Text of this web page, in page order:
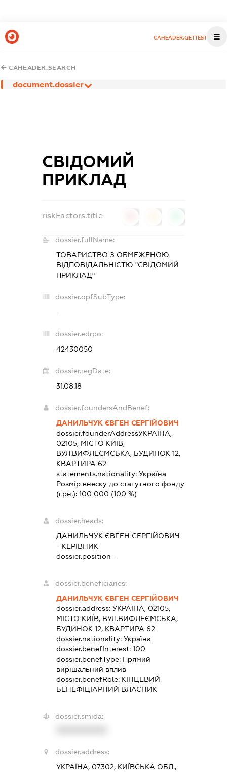
CAHEADER.GETTEST
CAHEADER.SEARCH
document.dossier
СВІДОМИЙ
ПРИКЛАД
riskFactors.title
dossier.fullName:
ТОВАРИСТВО З ОБМЕЖЕНОЮ
ВІДПОВІДАЛЬНІСТЮ "СВІДОМИЙ
ПРИКЛАД"
dossier.opfSubType:
-
dossier.edrpo:
42430050
dossier.regDate:
31.08.18
dossier.foundersAndBenef:
ДАНИЛЬЧУК ЄВГЕН СЕРГІЙОВИЧ
dossier.founderAddressУКРАЇНА,
02105, МІСТО КИЇВ,
ВУЛ.ВИФЛЕЄМСЬКА, БУДИНОК 12,
КВАРТИРА 62
statements.nationality:Україна
Розмір внеску до статутного фонду
(грн.):100 000 (100 %)
dossier.heads:
ДАНИЛЬЧУК ЄВГЕН СЕРГІЙОВИЧ
- КЕРІВНИК
dossier.position -
dossier.beneficiaries:
ДАНИЛЬЧУК ЄВГЕН СЕРГІЙОВИЧ
dossier.address:УКРАЇНА, 02105,
МІСТО КИЇВ, ВУЛ.ВИФЛЕЄМСЬКА,
БУДИНОК 12, КВАРТИРА 62
dossier.nationality:Україна
dossier.benefInterest:100
dossier.benefType: Прямий
вирішальний вплив
dossier.benefRole: КІНЦЕВИЙ
БЕНЕФІЦІАРНИЙ ВЛАСНИК
dossier.smida:
dossier.address:
УКРАЇНА, 07302, КИЇВСЬКА ОБЛ.,